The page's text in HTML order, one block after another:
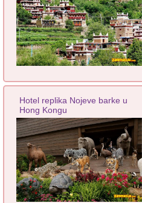
Hotel replika Nojeve barke u
Hong Kongu